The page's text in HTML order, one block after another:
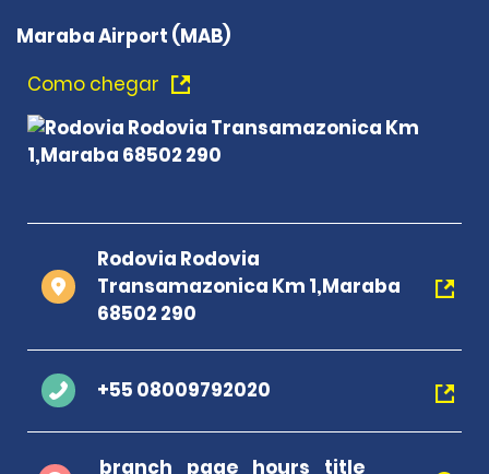
Maraba Airport (MAB)
Como chegar
Rodovia Rodovia
Transamazonica Km 1,Maraba
68502 290
+55 08009792020
branch_page_hours_title